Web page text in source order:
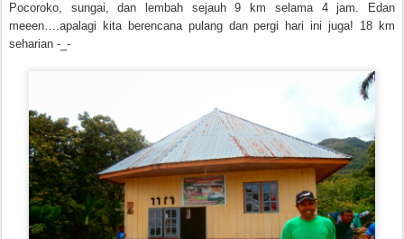
Pocoroko, sungai, dan lembah sejauh 9 km selama 4 jam. Edan
meeen….apalagi kita berencana pulang dan pergi hari ini juga! 18 km
seharian -_-